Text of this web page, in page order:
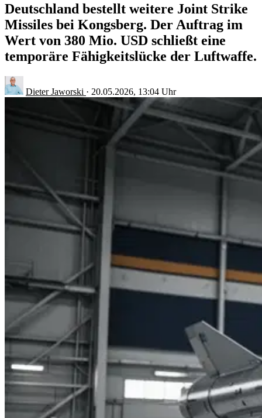
Deutschland bestellt weitere Joint Strike
Missiles bei Kongsberg. Der Auftrag im
Wert von 380 Mio. USD schließt eine
temporäre Fähigkeitslücke der Luftwaffe.
Dieter Jaworski · 20.05.2026, 13:04 Uhr